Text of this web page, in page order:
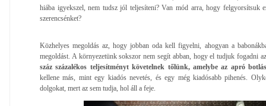
hiába igyekszel, nem tudsz jól teljesíteni? Van mód arra, hogy felgyorsítsuk
szerencsénket?
Közhelyes megoldás az, hogy jobban oda kell figyelni, ahogyan a
megoldást. A környezetünk sokszor nem segít abban, hogy el tudjuk fogadni
száz százalékos teljesítményt követelnek tőlünk, amelybe az apró
kellene más, mint egy kiadós nevetés, és egy még kiadósabb pihenés.
dolgokat, mert az sem tudja, hol áll a feje.